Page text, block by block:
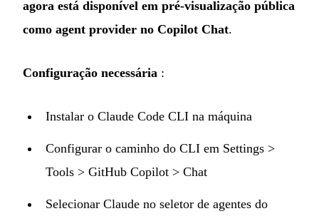
agora está disponível em pré-visualização pública
como agent provider no Copilot Chat.
Configuração necessária :
Instalar o Claude Code CLI na máquina
Configurar o caminho do CLI em Settings >
Tools > GitHub Copilot > Chat
Selecionar Claude no seletor de agentes do